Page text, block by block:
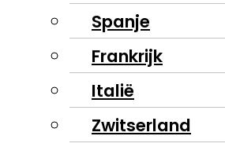
Spanje
Frankrijk
Italië
Zwitserland